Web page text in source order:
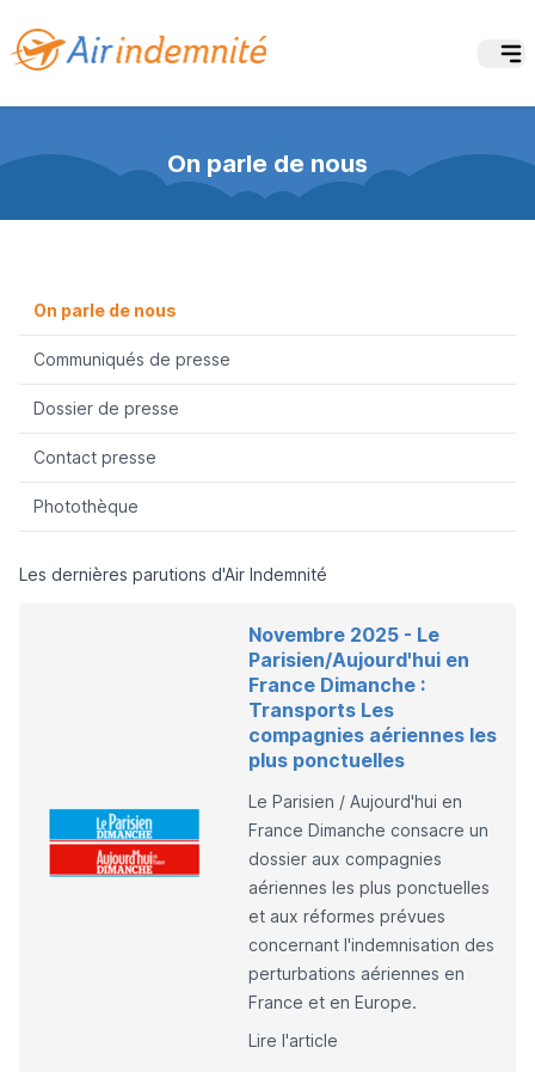
On parle de nous
On parle de nous
Communiqués de presse
Dossier de presse
Contact presse
Photothèque
Les dernières parutions d'Air Indemnité
Novembre 2025 - Le
Parisien/Aujourd'hui en
France Dimanche :
Transports Les
compagnies aériennes les
plus ponctuelles
Le Parisien / Aujourd'hui en
France Dimanche consacre un
dossier aux compagnies
aériennes les plus ponctuelles
et aux réformes prévues
concernant l'indemnisation des
perturbations aériennes en
France et en Europe.
Lire l'article